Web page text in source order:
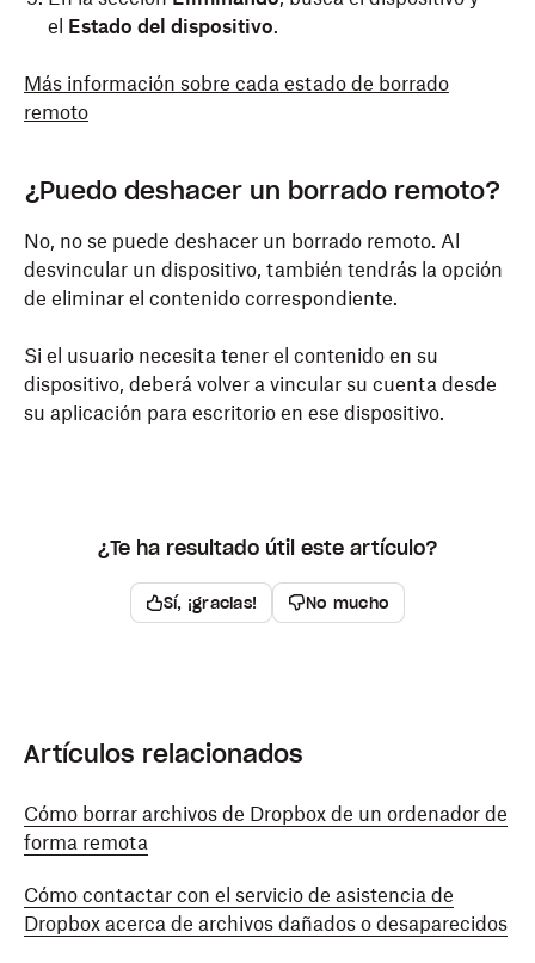
el Estado del dispositivo.
Más información sobre cada estado de borrado
remoto
¿Puedo deshacer un borrado remoto?
No, no se puede deshacer un borrado remoto. Al
desvincular un dispositivo, también tendrás la opción
de eliminar el contenido correspondiente.
Si el usuario necesita tener el contenido en su
dispositivo, deberá volver a vincular su cuenta desde
su aplicación para escritorio en ese dispositivo.
¿Te ha resultado útil este artículo?
Sí, ¡gracias! No mucho
Artículos relacionados
Cómo borrar archivos de Dropbox de un ordenador de
forma remota
Cómo contactar con el servicio de asistencia de
Dropbox acerca de archivos dañados o desaparecidos